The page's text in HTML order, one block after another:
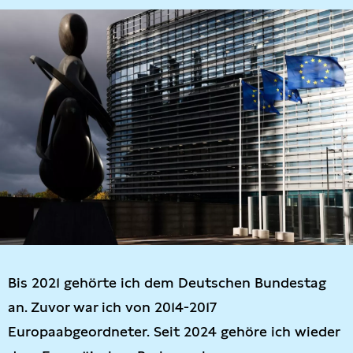
Bis 2021 gehörte ich dem Deutschen Bundestag
an. Zuvor war ich von 2014-2017
Europaabgeordneter. Seit 2024 gehöre ich wieder